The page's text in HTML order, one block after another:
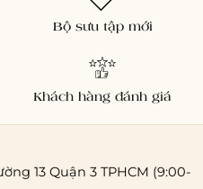
Bộ sưu tập mới
Khách hàng đánh giá
13 Quận 3 TPHCM (9:00-